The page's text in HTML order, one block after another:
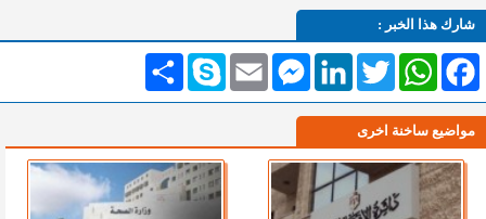
شارك هذا الخبر :
انشر Skype Email
MessengerLinkedInTwitterWhatsAppFacebook
مواضيع ساخنة اخرى